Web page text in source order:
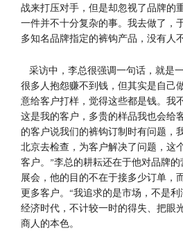
战来打压对手，但是却忽视了品牌的
一件并不十分复杂的事。我去做了，
多知名品牌指定的裤钩产品，没有人
采访中，李总很强调一句话，就是
很多人抱怨赚不到钱，但其实是自己
意给客户打样，觉得这些都是钱。我
这是我的客户，多贵的样品我也会给
的客户说我们的裤钩订制时有问题，
北京去检查，为客户解决了问题，这
客户。”李总的耕耘还在于他对品牌
展会，他的目的不在于接多少订单，
更多客户。“我追求的是市场，不是
经济时代，不计较一时的得失、把眼
商人的本色。